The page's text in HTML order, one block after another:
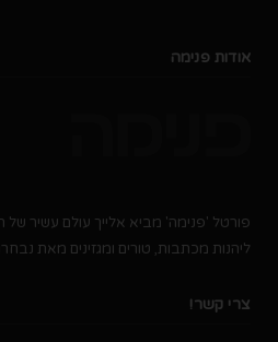
אודות פנימה
פורטל 'פנימה' מביא אלייך עולם עשיר של
ליהנות מכתבות, טורים ומגזינים מאת
צרי קשר!